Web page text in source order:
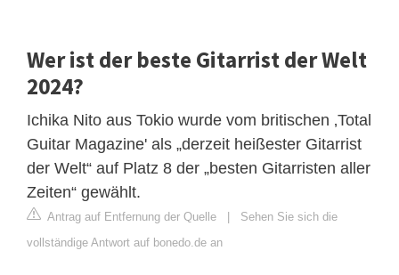
Wer ist der beste Gitarrist der Welt
2024?
Ichika Nito aus Tokio wurde vom britischen ‚Total
Guitar Magazine' als „derzeit heißester Gitarrist
der Welt“ auf Platz 8 der „besten Gitarristen aller
Zeiten“ gewählt.
Antrag auf Entfernung der Quelle | Sehen Sie sich die
vollständige Antwort auf bonedo.de an